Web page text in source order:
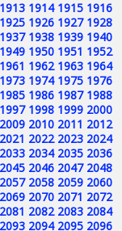
1913 1914 1915 1916
1925 1926 1927 1928
1937 1938 1939 1940
1949 1950 1951 1952
1961 1962 1963 1964
1973 1974 1975 1976
1985 1986 1987 1988
1997 1998 1999 2000
2009 2010 2011 2012
2021 2022 2023 2024
2033 2034 2035 2036
2045 2046 2047 2048
2057 2058 2059 2060
2069 2070 2071 2072
2081 2082 2083 2084
2093 2094 2095 2096